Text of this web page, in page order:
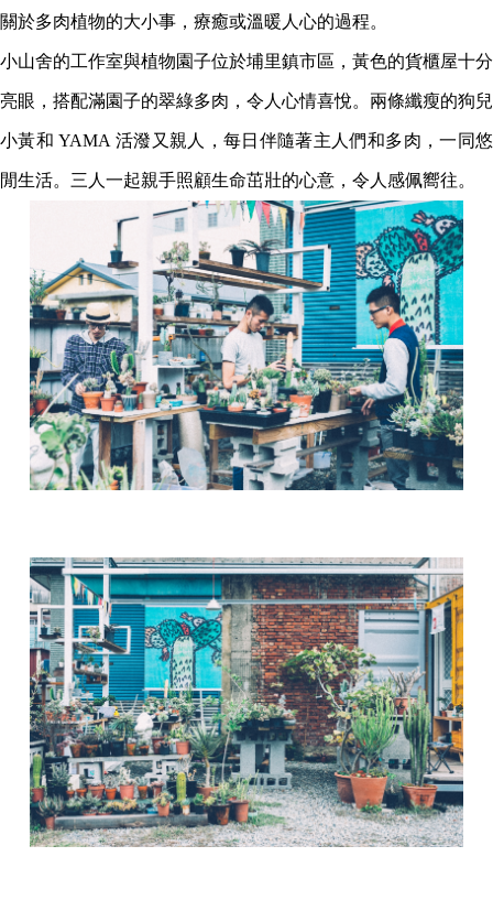
關於多肉植物的大小事，療癒或溫暖人心的過程。
小山舍的工作室與植物園子位於埔里鎮市區，黃色的貨櫃屋十分
亮眼，搭配滿園子的翠綠多肉，令人心情喜悅。兩條纖瘦的狗兒
小黃和 YAMA 活潑又親人，每日伴隨著主人們和多肉，一同悠
閒生活。三人一起親手照顧生命茁壯的心意，令人感佩嚮往。